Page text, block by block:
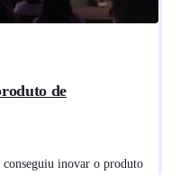
de
inovar o produto